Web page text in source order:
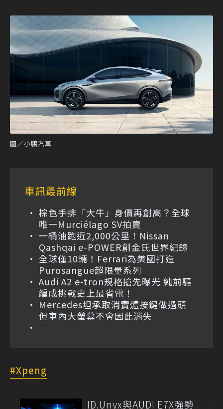
圖／小鵬汽車
車訊最前線
棕色手排「大牛」身價再創高？全球
唯一Murciélago SV拍賣
一桶油跑近2,000公里！Nissan
Qashqai e-POWER創金氏世界紀錄
全球僅10輛！Ferrari為美國打造
Purosangue超限量系列
Audi A2 e-tron規格搶先曝光 純前驅
編成挑戰史上最省電！
Mercedes坦承取消實體按鍵做過頭
但車內大螢幕不會因此消失
Xpeng
ID.Unyx與AUDI E7X強勢